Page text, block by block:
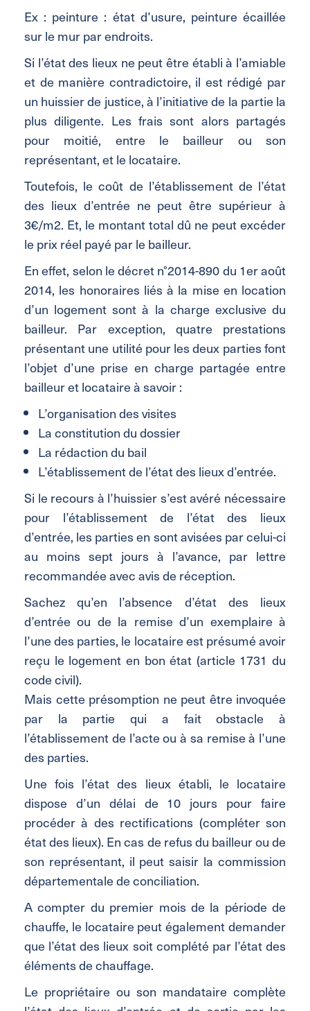
Ex : peinture : état d’usure, peinture écaillée
sur le mur par endroits.
Si l’état des lieux ne peut être établi à l’amiable
et de manière contradictoire, il est rédigé par
un huissier de justice, à l’initiative de la partie la
plus diligente. Les frais sont alors partagés
pour moitié, entre le bailleur ou son
représentant, et le locataire.
Toutefois, le coût de l’établissement de l’état
des lieux d’entrée ne peut être supérieur à
3€/m2. Et, le montant total dû ne peut excéder
le prix réel payé par le bailleur.
En effet, selon le décret n°2014-890 du 1er août
2014, les honoraires liés à la mise en location
d’un logement sont à la charge exclusive du
bailleur. Par exception, quatre prestations
présentant une utilité pour les deux parties font
l’objet d’une prise en charge partagée entre
bailleur et locataire à savoir :
L’organisation des visites
La constitution du dossier
La rédaction du bail
L’établissement de l’état des lieux d’entrée.
Si le recours à l’huissier s’est avéré nécessaire
pour l’établissement de l’état des lieux
d’entrée, les parties en sont avisées par celui-ci
au moins sept jours à l’avance, par lettre
recommandée avec avis de réception.
Sachez qu’en l’absence d’état des lieux
d’entrée ou de la remise d’un exemplaire à
l’une des parties, le locataire est présumé avoir
reçu le logement en bon état (article 1731 du
code civil).
Mais cette présomption ne peut être invoquée
par la partie qui a fait obstacle à
l’établissement de l’acte ou à sa remise à l’une
des parties.
Une fois l’état des lieux établi, le locataire
dispose d’un délai de 10 jours pour faire
procéder à des rectifications (compléter son
état des lieux). En cas de refus du bailleur ou de
son représentant, il peut saisir la commission
départementale de conciliation.
A compter du premier mois de la période de
chauffe, le locataire peut également demander
que l’état des lieux soit complété par l’état des
éléments de chauffage.
Le propriétaire ou son mandataire complète